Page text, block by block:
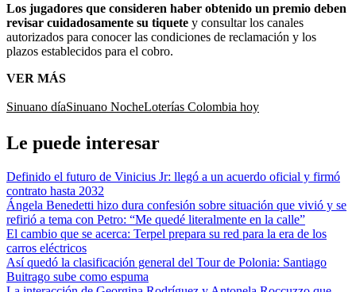
Los jugadores que consideren haber obtenido un premio deben
revisar cuidadosamente su tiquete y consultar los canales
autorizados para conocer las condiciones de reclamación y los
plazos establecidos para el cobro.
VER MÁS
Sinuano díaSinuano NocheLoterías Colombia hoy
Le puede interesar
Definido el futuro de Vinicius Jr: llegó a un acuerdo oficial y firmó
contrato hasta 2032
Ángela Benedetti hizo dura confesión sobre situación que vivió y se
refirió a tema con Petro: “Me quedé literalmente en la calle”
El cambio que se acerca: Terpel prepara su red para la era de los
carros eléctricos
Así quedó la clasificación general del Tour de Polonia: Santiago
Buitrago sube como espuma